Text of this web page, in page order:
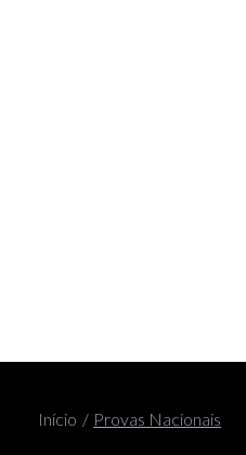
Início / Provas Nacionais